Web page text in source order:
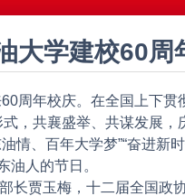
学建校60周
年校庆。在全国上下贯
，共襄盛举、共谋发展，
、百年大学梦”“奋进新
人的节日。
贾玉梅，十二届全国政